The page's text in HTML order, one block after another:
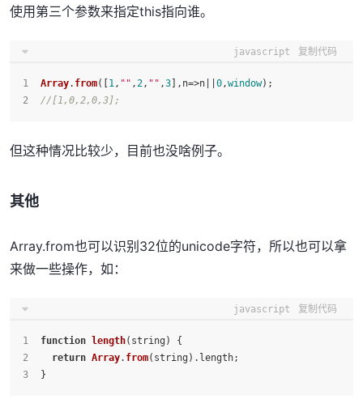
使用第三个参数来指定this指向谁。
javascript 复制代码
Array. from([ 1, "" ,2, "" ,3 ], n=>n|| 0,window);
//[1,0,2,0,3];
但这种情况比较少，目前也没啥例子。
其他
Array.from也可以识别32位的unicode字符，所以也可以拿
来做一些操作，如：
javascript 复制代码
function length( string ) {
return Array. from(string). length;
}